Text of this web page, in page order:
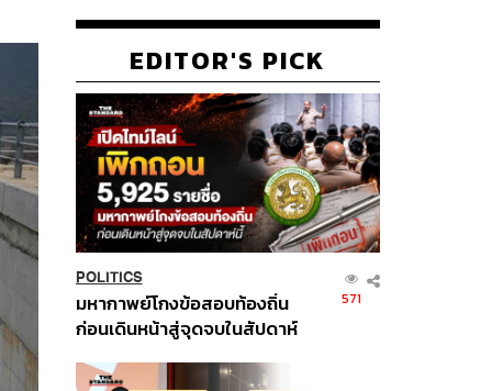
EDITOR'S PICK
POLITICS
มหากาพย์โกงข้อสอบท้องถิ่น
ก่อนเดินหน้าสู่จุดจบในสัปดาห์
571